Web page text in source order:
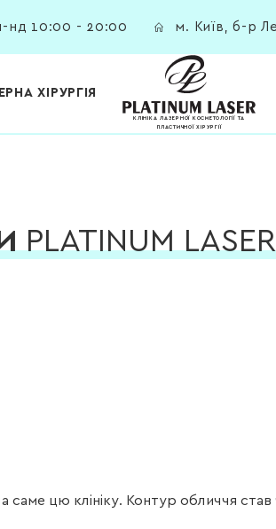
нд 10:00 - 20:00 м. Київ, б-р
ХІРУРГІЯ
КЛІНІКА ЛАЗЕРНОЇ КОСМЕТОЛОГІЇ ТА
ПЛАСТИЧНОЇ ХІРУРГІЇ
PLATINUM LASER
саме цю клініку. Контур обличчя